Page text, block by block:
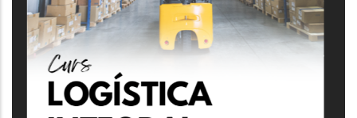
Curs De Logística Integral +
Carretons